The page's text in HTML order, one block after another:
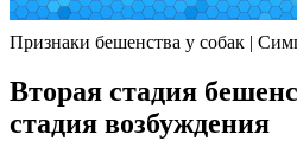
Признаки бешенства у собак |
Вторая стадия
стадия возбуждения